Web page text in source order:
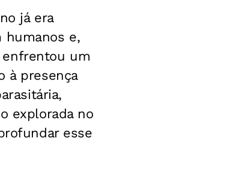
já era
humanos e,
enfrentou um
à presença
explorada no
esse